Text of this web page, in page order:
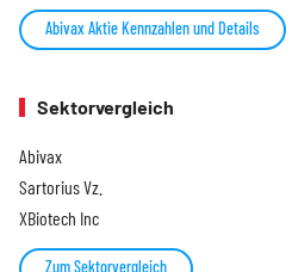
Abivax Aktie Kennzahlen und Details
Sektorvergleich
Abivax
Sartorius Vz.
XBiotech Inc
Zum Sektorvergleich